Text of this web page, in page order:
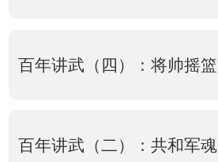
百年讲武（四）：将帅摇篮
百年讲武（二）：共和军魂